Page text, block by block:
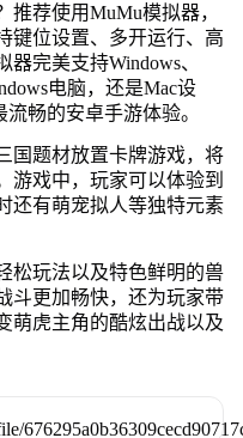
荐使用MuMu模拟器，
键位设置、多开运行、高
完美支持Windows、
电脑，还是Mac设
畅的安卓手游体验。
国题材放置卡牌游戏，将
游戏中，玩家可以体验到
还有萌宠拟人等独特元素
松玩法以及特色鲜明的兽
斗更加畅快，还为玩家带
萌虎主角的酷炫出战以及